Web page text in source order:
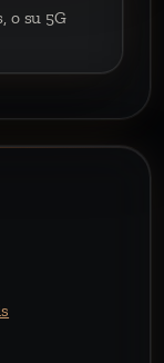
o su 5G